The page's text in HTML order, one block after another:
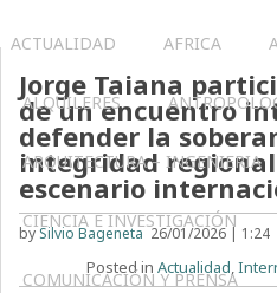
ACTUALIDAD AFRICA
ALQUILERES
ARQUITECTURA – INGENIERIA
CIENCIA E INVESTIGACIÓN
COMUNICACIÓN Y PRENSA
Jorge Taiana
de un encuentro
defender la
integridad
escenario
bySilvio Bageneta 26/01/2026 | 1:24
Posted in Actualidad,